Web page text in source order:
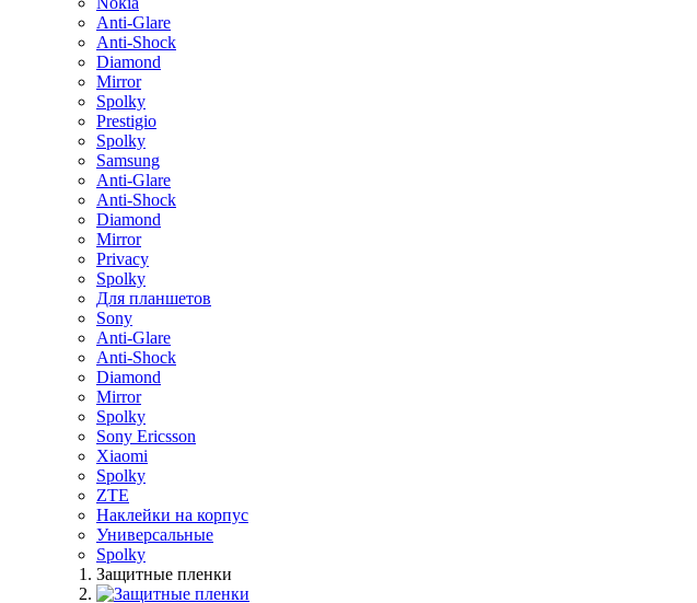
Anti-Glare
Anti-Shock
Diamond
Mirror
Spolky
Prestigio
Spolky
Samsung
Anti-Glare
Anti-Shock
Diamond
Mirror
Privacy
Spolky
Для планшетов
Sony
Anti-Glare
Anti-Shock
Diamond
Mirror
Spolky
Sony Ericsson
Xiaomi
Spolky
ZTE
Наклейки на корпус
Универсальные
Spolky
Защитные пленки